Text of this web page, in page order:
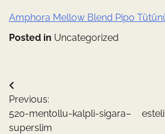
Amphora Mellow Blend Pipo
Posted in Uncategorized
Yazı
gezinmesi
Previous:
520-mentollu-kalpli-sigara–
superslim